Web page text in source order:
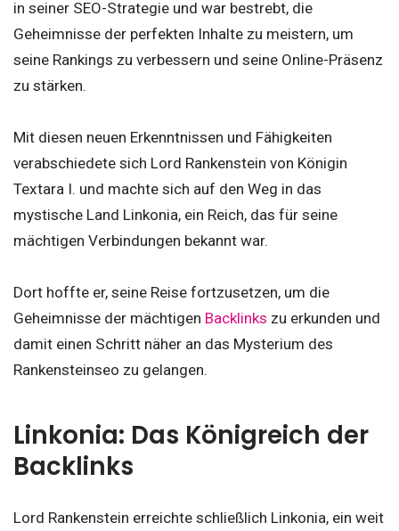
in seiner SEO-Strategie und war bestrebt, die
Geheimnisse der perfekten Inhalte zu meistern, um
seine Rankings zu verbessern und seine Online-Präsenz
zu stärken.
Mit diesen neuen Erkenntnissen und Fähigkeiten
verabschiedete sich Lord Rankenstein von Königin
Textara I. und machte sich auf den Weg in das
mystische Land Linkonia, ein Reich, das für seine
mächtigen Verbindungen bekannt war.
Dort hoffte er, seine Reise fortzusetzen, um die
Geheimnisse der mächtigen Backlinks zu erkunden und
damit einen Schritt näher an das Mysterium des
Rankensteinseo zu gelangen.
Linkonia: Das Königreich der
Backlinks
Lord Rankenstein erreichte schließlich Linkonia, ein weit